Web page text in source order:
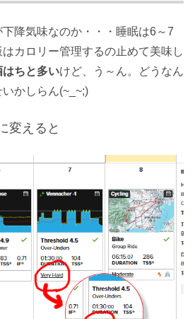
降気味なのか・・・睡眠は6～7
カロリー管理するの止めて美味し
はちと多いけど、う～ん。どうなん
かしらん(~_~;)
変えると